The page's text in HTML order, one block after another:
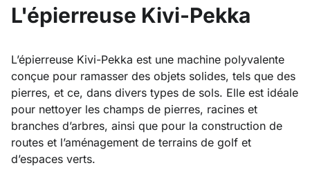
L'épierreuse Kivi-Pekka
L’épierreuse Kivi-Pekka est une machine polyvalente
conçue pour ramasser des objets solides, tels que des
pierres, et ce, dans divers types de sols. Elle est idéale
pour nettoyer les champs de pierres, racines et
branches d’arbres, ainsi que pour la construction de
routes et l’aménagement de terrains de golf et
d’espaces verts.